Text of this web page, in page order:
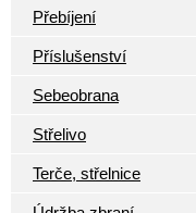
Přebíjení
Příslušenství
Sebeobrana
Střelivo
Terče, střelnice